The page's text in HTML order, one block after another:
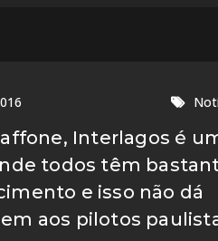
Interlagos é
todos têm
e isso não dá
aos pilotos